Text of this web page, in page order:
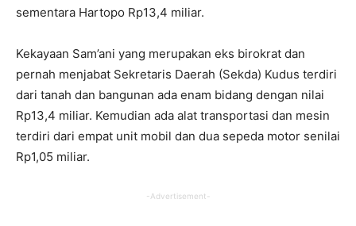
sementara Hartopo Rp13,4 miliar.
Kekayaan Sam’ani yang merupakan eks birokrat dan
pernah menjabat Sekretaris Daerah (Sekda) Kudus terdiri
dari tanah dan bangunan ada enam bidang dengan nilai
Rp13,4 miliar. Kemudian ada alat transportasi dan mesin
terdiri dari empat unit mobil dan dua sepeda motor senilai
Rp1,05 miliar.
-Advertisement-